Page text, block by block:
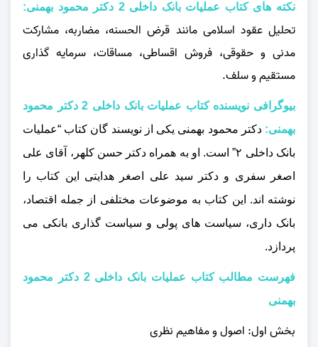
نکته های کتاب عملیات بانک داخلی 2 دکتر محمود بهمنی:
تحلیل عقود اسلامی مانند قرض‌ الحسنه، مضاربه، مشارکت
مدنی و حقوقی، فروش اقساطی، مساقات، سرمایه‌ گذاری
مستقیم و سلف.
بیوگرافی نویسنده کتاب عملیات بانک داخلی 2 دکتر محمود
بهمنی:دکتر محمود بهمنی یکی از نویسند گان کتاب “عملیات
بانک داخلی ۲” است. او به همراه دکتر حسن کلهر، آقای علی
اصغر سفری و دکتر سید علی اصغر هدایتی این کتاب را
نوشته‌ اند. این کتاب به موضوعات مختلفی از جمله اقتصاد،
بانک داری، سیاست‌ های پولی و سیاست‌ گذاری بانکی می‌
پردازد.
فهرست مطالب کتاب عملیات بانک داخلی 2 دکتر محمود
بهمنی
بخش اول: اصول و مفاهیم نظری